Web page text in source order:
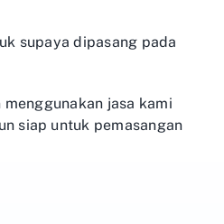
supaya dipasang pada
jasa kami
siap untuk pemasangan